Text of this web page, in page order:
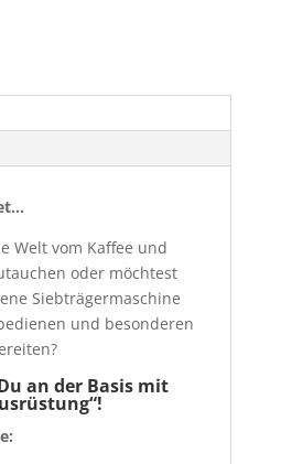
Welt vom Kaffee und
oder möchtest
Siebträgermaschine
und besonderen
an der Basis mit